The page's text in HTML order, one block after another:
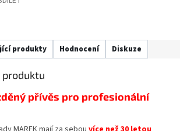
produkty Hodnocení Diskuze
produktu
přívěs pro profesionální